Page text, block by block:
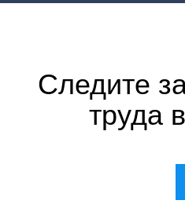
Следите
труда